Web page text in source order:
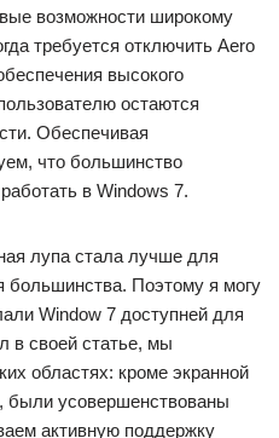
возможности широкому
требуется отключить Aero
высокого
остаются
Обеспечивая
что большинство
в Windows 7.
лупа стала лучше для
большинства. Поэтому я могу
Window 7 доступней для
в своей статье, мы
областях: кроме экранной
были усовершенствованы
активную поддержку